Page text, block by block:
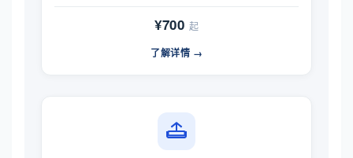
¥700 起
了解详情 →